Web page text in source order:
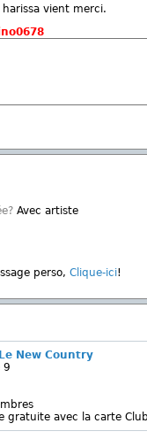
vient merci.
Avec artiste
perso, Clique-ici!
New Country
9
gratuite avec la carte